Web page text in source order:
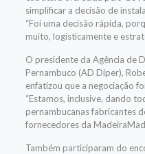
simplificar a decisão de
“Foi uma decisão rápida,
muito, logisticamente e
O presidente da Agência de
Pernambuco (AD Diper),
enfatizou que a negociação
“Estamos, inclusive, dando
pernambucanas fabricantes
fornecedores da
Também participaram do